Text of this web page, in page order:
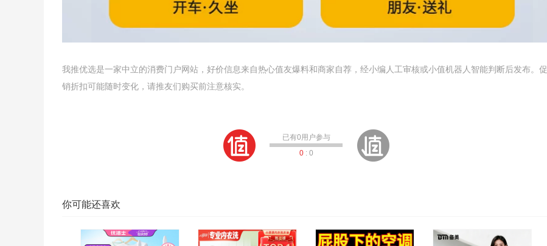
我推优选是一家中立的消费门户网站，好价信息来自热心值友爆料和商家自荐，经小编人工审核或小值机器人智能判断后发布。促
销折扣可能随时变化，请推友们购买前注意核实。
已有0用户参与
0: 0
你可能还喜欢